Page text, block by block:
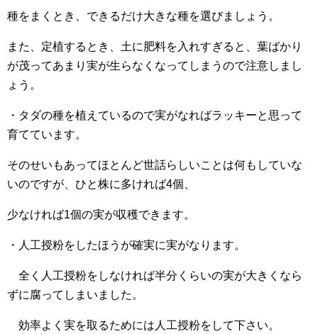
種をまくとき、できるだけ大きな種を選びましょう。
また、定植するとき、土に肥料を入れすぎると、葉ばかり
が茂ってあまり実が生らなくなってしまうので注意しまし
ょう。
・タダの種を植えているので実がなればラッキーと思って
育てています。
そのせいもあってほとんど世話らしいことは何もしていな
いのですが、ひと株に多ければ4個、
少なければ1個の実が収穫できます。
・人工授粉をしたほうが確実に実がなります。
全く人工授粉をしなければ半分くらいの実が大きくなら
ずに腐ってしまいました。
効率よく実を取るためには人工授粉をして下さい。